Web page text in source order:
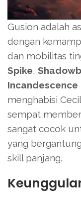
Gusion adalah
dengan
dan mobilitas
Spike,
Incandescence
menghabisi
sempat
sangat cocok
yang
skill panjang.